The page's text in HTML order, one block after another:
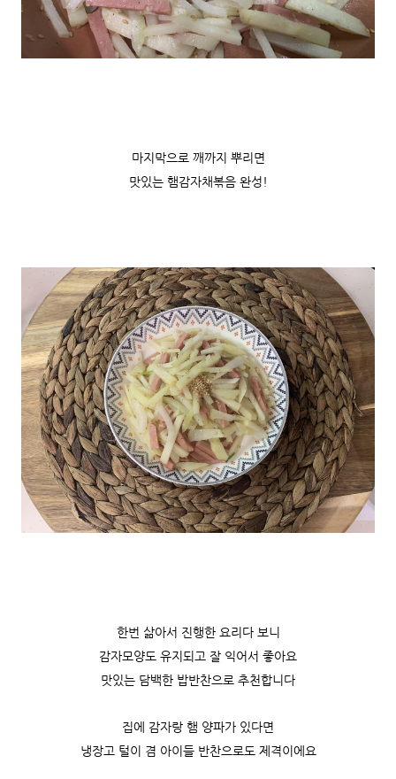
마지막으로 깨까지 뿌리면
맛있는 햄감자채볶음 완성!
한번 삶아서 진행한 요리다 보니
감자모양도 유지되고 잘 익어서 좋아요
맛있는 담백한 밥반찬으로 추천합니다
집에 감자랑 햄 양파가 있다면
냉장고 털이 겸 아이들 반찬으로도 제격이에요